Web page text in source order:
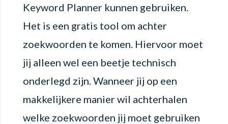
Keyword Planner kunnen gebruiken.
Het is een gratis tool om achter
zoekwoorden te komen. Hiervoor moet
jij alleen wel een beetje technisch
onderlegd zijn. Wanneer jij op een
makkelijkere manier wil achterhalen
welke zoekwoorden jij moet gebruiken